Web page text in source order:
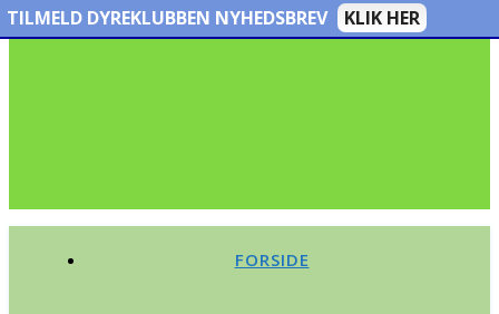
FORSIDE
TILMELD DYREKLUBBEN NYHEDSBREV KLIK HER